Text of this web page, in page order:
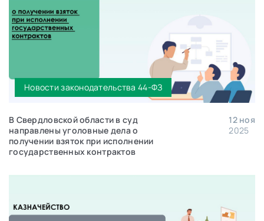
Новости законодательства 44-ФЗ
В Свердловской области в суд
направлены уголовные дела о
получении взяток при исполнении
государственных контрактов
12 ноя
2025